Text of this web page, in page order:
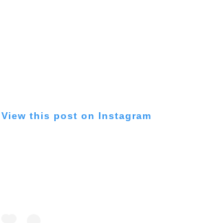
View this post on Instagram